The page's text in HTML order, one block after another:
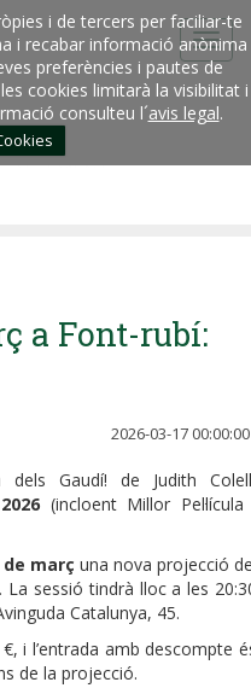
i de tercers per faciliar-te
i recabar informació anònima
preferències i pautes de
cookies limitarà la visibilitat i
consulteu l´avis legal.
a Font-rubí:
2026-03-17 00:00:00
Gaudí! de Judith
(incloent Millor
de març una nova projecció
. La sessió tindrà lloc a les
Catalunya, 45.
i l’entrada amb descompte
de la projecció.